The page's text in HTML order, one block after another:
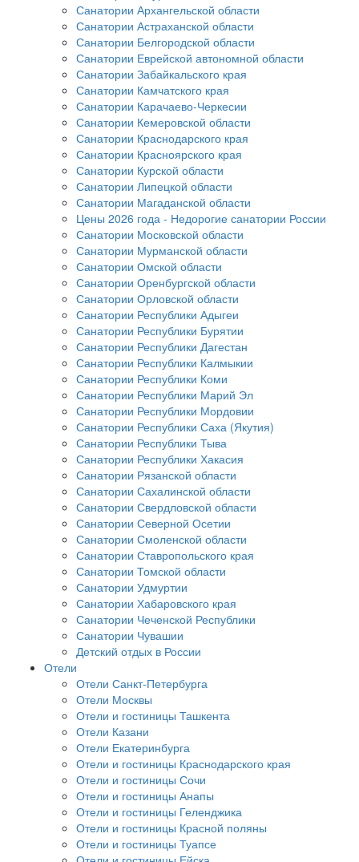
Санатории Архангельской области
Санатории Астраханской области
Санатории Белгородской области
Санатории Еврейской автономной области
Санатории Забайкальского края
Санатории Камчатского края
Санатории Карачаево-Черкесии
Санатории Кемеровской области
Санатории Краснодарского края
Санатории Красноярского края
Санатории Курской области
Санатории Липецкой области
Санатории Магаданской области
Цены 2026 года - Недорогие санатории России
Санатории Московской области
Санатории Мурманской области
Санатории Омской области
Санатории Оренбургской области
Санатории Орловской области
Санатории Республики Адыгеи
Санатории Республики Бурятии
Санатории Республики Дагестан
Санатории Республики Калмыкии
Санатории Республики Коми
Санатории Республики Марий Эл
Санатории Республики Мордовии
Санатории Республики Саха (Якутия)
Санатории Республики Тыва
Санатории Республики Хакасия
Санатории Рязанской области
Санатории Сахалинской области
Санатории Свердловской области
Санатории Северной Осетии
Санатории Смоленской области
Санатории Ставропольского края
Санатории Томской области
Санатории Удмуртии
Санатории Хабаровского края
Санатории Чеченской Республики
Санатории Чувашии
Детский отдых в России
Отели
Отели Санкт-Петербурга
Отели Москвы
Отели и гостиницы Ташкента
Отели Казани
Отели Екатеринбурга
Отели и гостиницы Краснодарского края
Отели и гостиницы Сочи
Отели и гостиницы Анапы
Отели и гостиницы Геленджика
Отели и гостиницы Красной поляны
Отели и гостиницы Туапсе